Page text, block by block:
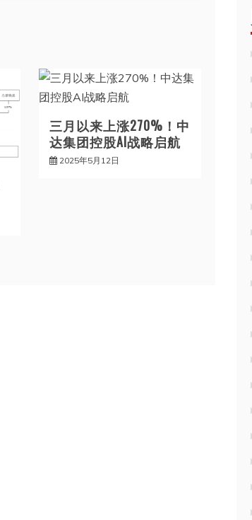
三月以来上涨270%！中
达集团控股AI战略启航
2025年5月12日